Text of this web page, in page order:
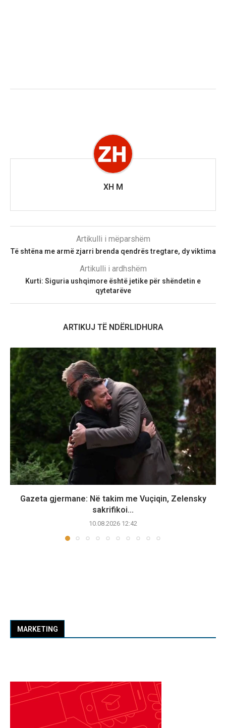
XH M
Artikulli i mëparshëm
Të shtëna me armë zjarri brenda qendrës tregtare, dy viktima
Artikulli i ardhshëm
Kurti: Siguria ushqimore është jetike për shëndetin e
qytetarëve
ARTIKUJ TË NDËRLIDHURA
Gazeta gjermane: Në takim me Vuçiqin, Zelensky
sakrifikoi...
10.08.2026 12:42
MARKETING